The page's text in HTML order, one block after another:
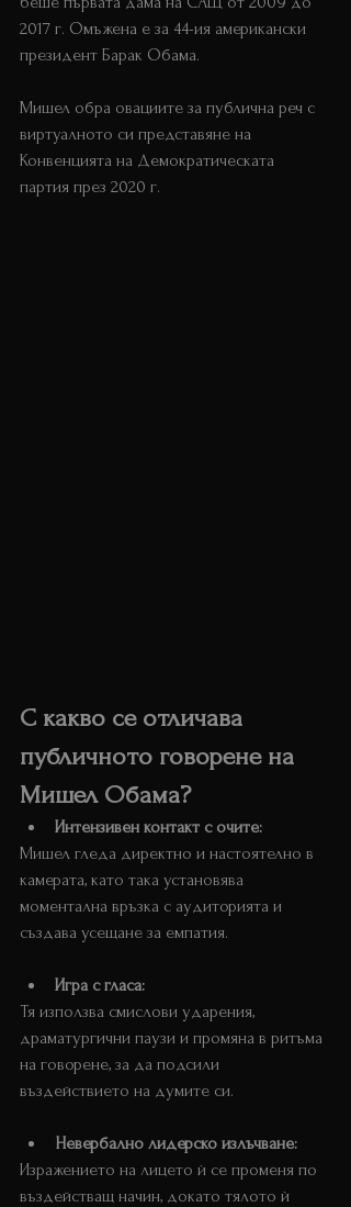
2017 г. Омъжена е за 44-ия американски
президент Барак Обама.
Мишел обра овациите за публична реч с
виртуалното си представяне на
Конвенцията на Демократическата
партия през 2020 г.
С какво се отличава
публичното говорене на
Мишел Обама?
Интензивен контакт с очите:
Мишел гледа директно и настоятелно в
камерата, като така установява
моментална връзка с аудиторията и
създава усещане за емпатия.
Игра с гласа:
Тя използва смислови ударения,
драматургични паузи и промяна в ритъма
на говорене, за да подсили
въздействието на думите си.
Невербално лидерско излъчване:
Изражението на лицето ѝ се променя по
въздействащ начин, докато тялото ѝ